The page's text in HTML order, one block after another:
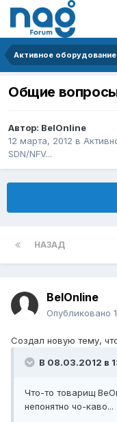
Общие
Автор: BelOnline
12 марта, 2012 в
SDN/NFV...
НАЗАД
BelOnline
Опубликовано
Создал новую тему,
В 08.03.2012 в
Что-то товарищ
непонятно чо-каво...